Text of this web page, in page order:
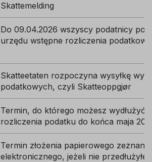
Skattemelding
Do 09.04.2026 wszyscy podatnicy
urzędu wstępne rozliczenia podatkowe
Skatteetaten rozpoczyna wysyłkę
podatkowych, czyli Skatteoppgjør
Termin, do którego możesz wydłużyć
rozliczenia podatku do końca maja
Termin złożenia papierowego
elektronicznego, jeżeli nie